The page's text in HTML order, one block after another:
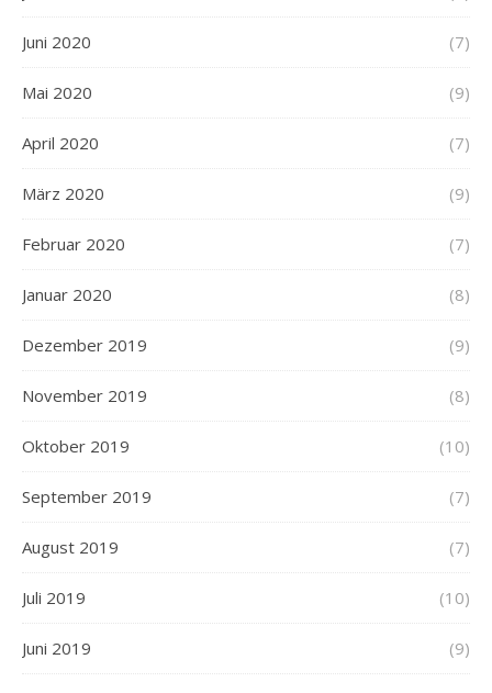
Juni 2020 (7)
Mai 2020 (9)
April 2020 (7)
März 2020 (9)
Februar 2020 (7)
Januar 2020 (8)
Dezember 2019 (9)
November 2019 (8)
Oktober 2019 (10)
September 2019 (7)
August 2019 (7)
Juli 2019 (10)
Juni 2019 (9)